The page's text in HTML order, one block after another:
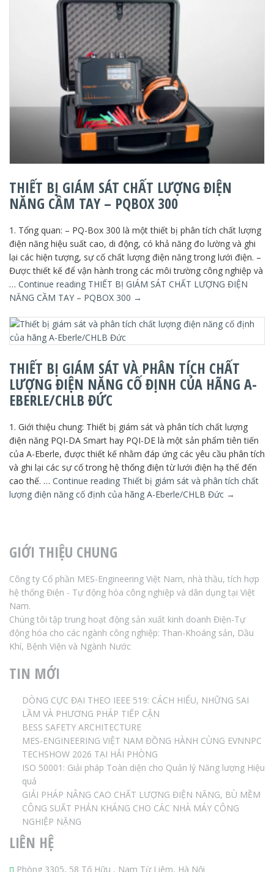
THIẾT BỊ GIÁM SÁT CHẤT LƯỢNG ĐIỆN
NĂNG CẦM TAY – PQBOX 300
1. Tổng quan: – PQ-Box 300 là một thiết bị phân tích chất lượng
điện năng hiệu suất cao, di động, có khả năng đo lường và ghi
lại các hiện tượng, sự cố chất lượng điện năng trong lưới điện. –
Được thiết kế để vận hành trong các môi trường công nghiệp và
… Continue reading THIẾT BỊ GIÁM SÁT CHẤT LƯỢNG ĐIỆN
NĂNG CẦM TAY – PQBOX 300 →
THIẾT BỊ GIÁM SÁT VÀ PHÂN TÍCH CHẤT
LƯỢNG ĐIỆN NĂNG CỐ ĐỊNH CỦA HÃNG A-
EBERLE/CHLB ĐỨC
1. Giới thiệu chung: Thiết bị giám sát và phân tích chất lượng
điện năng PQI-DA Smart hay PQI-DE là một sản phẩm tiên tiến
của A-Eberle, được thiết kế nhằm đáp ứng các yêu cầu phân tích
và ghi lại các sự cố trong hệ thống điện từ lưới điện hạ thế đến
cao thế. … Continue reading Thiết bị giám sát và phân tích chất
lượng điện năng cố định của hãng A-Eberle/CHLB Đức →
GIỚI THIỆU CHUNG
Công ty Cổ phần MES-Engineering Việt Nam, nhà thầu, tích hợp
hệ thống Điện - Tự động hóa công nghiệp và dân dụng tại Việt
Nam.
Chúng tôi tập trung hoạt động sản xuất kinh doanh Điện-Tự
động hóa cho các ngành công nghiệp: Than-Khoáng sản, Dầu
Khí, Bệnh Viện và Ngành Nước
TIN MỚI
DÒNG CỰC ĐẠI THEO IEEE 519: CÁCH HIỂU, NHỮNG SAI
LẦM VÀ PHƯƠNG PHÁP TIẾP CẬN
BESS SAFETY ARCHITECTURE
MES-ENGINEERING VIỆT NAM ĐỒNG HÀNH CÙNG EVNNPC
TECHSHOW 2026 TẠI HẢI PHÒNG
ISO 50001: Giải pháp Toàn diện cho Quản lý Năng lượng Hiệu
quả
GIẢI PHÁP NÂNG CAO CHẤT LƯỢNG ĐIỆN NĂNG, BÙ MỀM
CÔNG SUẤT PHẢN KHÁNG CHO CÁC NHÀ MÁY CÔNG
NGHIỆP NẶNG
LIÊN HỆ
Phòng 3305, 58 Tố Hữu , Nam Từ Liêm, Hà Nội